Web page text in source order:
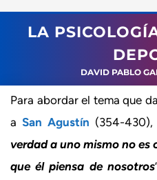
LA
DAVID PABLO
Para abordar el tema que
aSan Agustín (354-
verdad a uno mismo no es
que él piensa de nosotros